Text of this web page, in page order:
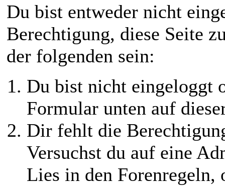
Du bist entweder nicht
Berechtigung, diese Seite
der folgenden sein:
Du bist nicht eingeloggt
Formular unten auf
Dir fehlt die
Versuchst du auf eine
Lies in den Forenregeln,